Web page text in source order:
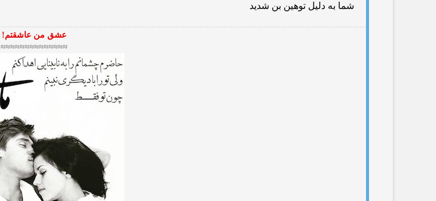
شما به دلیل توهین بن شدید
عشق من عاشقتم!
≈≈≈≈≈≈≈≈≈≈≈≈≈≈